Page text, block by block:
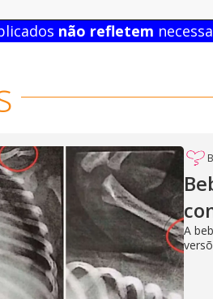
não refletem
A